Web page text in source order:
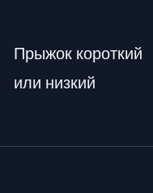
Прыжок короткий
или низкий